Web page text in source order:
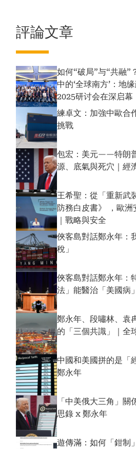
評論文章
如何“破局”与“共融
中的‘全球南方’：地
2025研讨会在深启幕
練卓文：加強中歐合
挑戰
包宏：美元——特朗
源、底氣與死穴｜經
王希聖：從「重新武
防務白皮書》 ，歐洲
｜戰略與安全
俠客島對話鄭永年：
稅」
俠客島對話鄭永年：
法」能醫治「美國病
鄭永年、段嘯林、袁
的「三個共識」｜全
中國和美國拼的是「
鄭永年
「中美俄大三角」
思錄 x 鄭永年
遊傳滿：如何「鉗制